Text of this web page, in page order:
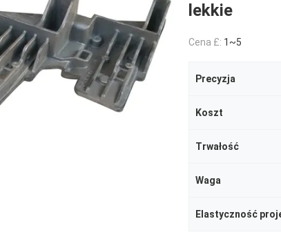
lekkie
Cena £: 1~5
Precyzja
Koszt
Trwałość
Waga